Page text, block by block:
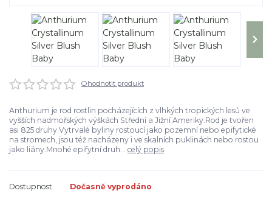
Ohodnotit produkt
Anthurium je rod rostlin pocházejících z vlhkých tropických lesů ve
vyšších nadmořských výškách Střední a Jižní Ameriky.Rod je tvořen
asi 825 druhy.Vytrvalé byliny rostoucí jako pozemní nebo epifytické
na stromech, jsou též nacházeny i ve skalních puklinách nebo rostou
jako liány.Mnohé epifytní druh... celý popis
Dostupnost Dočasně vyprodáno